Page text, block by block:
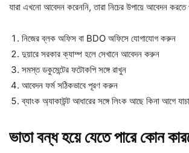
যারা এখনো আবেদন করেননি, তারা নিচের উপায়ে আবেদন করতে
নিজের ব্লক অফিস বা BDO অফিসে যোগাযোগ করুন
দুয়ারে সরকার ক্যাম্প হলে সেখানে আবেদন করুন
সমস্ত ডকুমেন্টের ফটোকপি সঙ্গে রাখুন
আবেদন ফর্ম সঠিকভাবে পূরণ করুন
ব্যাংক অ্যাকাউন্ট আধারের সঙ্গে লিংক আছে কিনা আগে
ভাতা বন্ধ হয়ে যেতে পারে কোন